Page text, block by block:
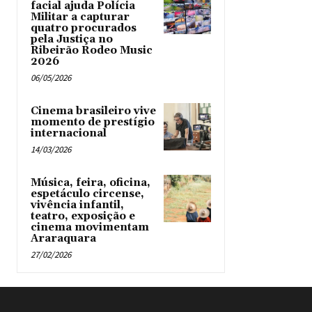
facial ajuda Polícia
Militar a capturar
quatro procurados
pela Justiça no
Ribeirão Rodeo Music
2026
06/05/2026
Cinema brasileiro vive
momento de prestígio
internacional
14/03/2026
Música, feira, oficina,
espetáculo circense,
vivência infantil,
teatro, exposição e
cinema movimentam
Araraquara
27/02/2026